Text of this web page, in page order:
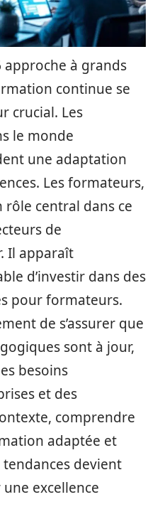
approche à grands
continue se
crucial. Les
le monde
une adaptation
Les formateurs,
central dans ce
de
Il apparaît
d’investir dans des
pour formateurs.
de s’assurer que
sont à jour,
besoins
et des
comprendre
adaptée et
devient
excellence